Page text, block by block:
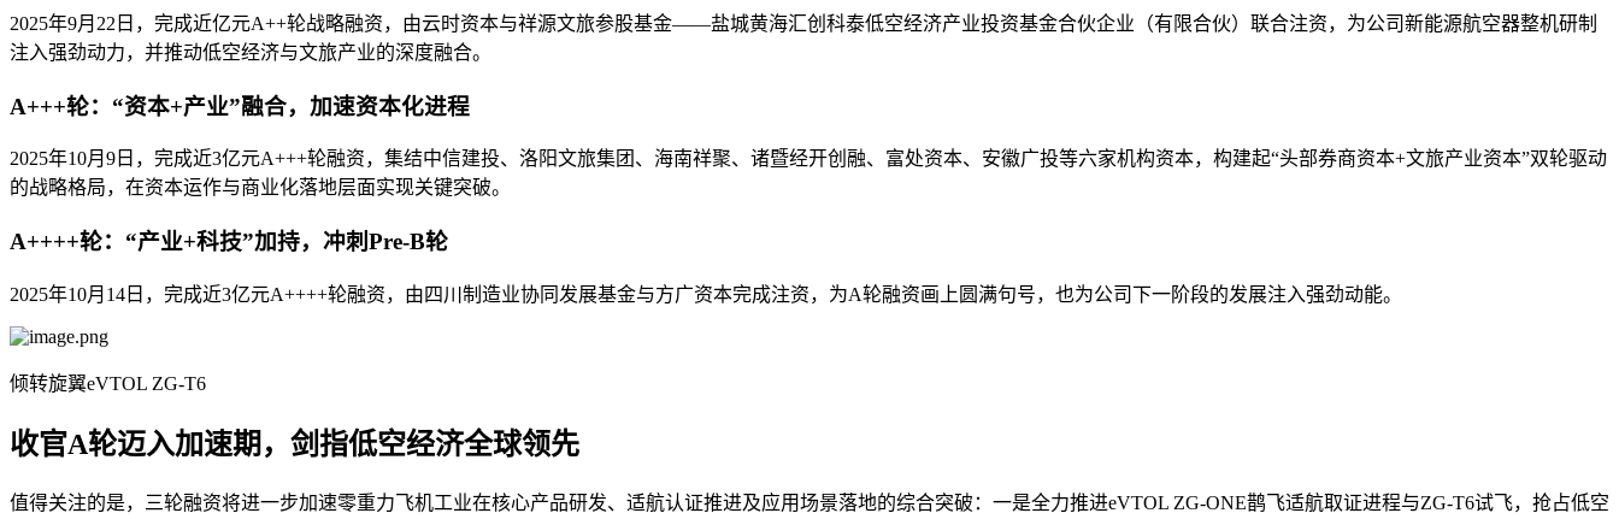
2025年9月22日，完成近亿元A++轮战略融资，由云时资本与祥源文旅参股基金——盐城黄海汇创科泰低空经济产业投资基金合伙企业（有限合伙）联合注资，为公司新能源航空器整机研制
注入强劲动力，并推动低空经济与文旅产业的深度融合。
A+++轮：“资本+产业”融合，加速资本化进程
2025年10月9日，完成近3亿元A+++轮融资，集结中信建投、洛阳文旅集团、海南祥聚、诸暨经开创融、富处资本、安徽广投等六家机构资本，构建起“头部券商资本+文旅产业资本”双轮驱动
的战略格局，在资本运作与商业化落地层面实现关键突破。
A++++轮：“产业+科技”加持，冲刺Pre-B轮
2025年10月14日，完成近3亿元A++++轮融资，由四川制造业协同发展基金与方广资本完成注资，为A轮融资画上圆满句号，也为公司下一阶段的发展注入强劲动能。
倾转旋翼eVTOL ZG-T6
收官A轮迈入加速期，剑指低空经济全球领先
值得关注的是，三轮融资将进一步加速零重力飞机工业在核心产品研发、适航认证推进及应用场景落地的综合突破：一是全力推进eVTOL ZG-ONE鹊飞适航取证进程与ZG-T6试飞，抢占低空